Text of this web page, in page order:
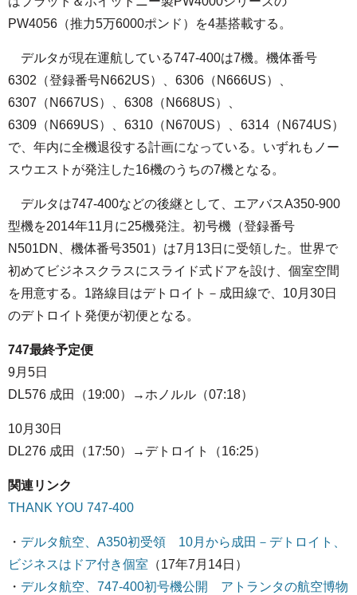
PW4056（推力5万6000ポンド）を4基搭載する。
デルタが現在運航している747-400は7機。機体番号
6302（登録番号N662US）、6306（N666US）、
6307（N667US）、6308（N668US）、
6309（N669US）、6310（N670US）、6314（N674US）
で、年内に全機退役する計画になっている。いずれもノー
スウエストが発注した16機のうちの7機となる。
デルタは747-400などの後継として、エアバスA350-900
型機を2014年11月に25機発注。初号機（登録番号
N501DN、機体番号3501）は7月13日に受領した。世界で
初めてビジネスクラスにスライド式ドアを設け、個室空間
を用意する。1路線目はデトロイト－成田線で、10月30日
のデトロイト発便が初便となる。
747最終予定便
9月5日
DL576 成田（19:00）→ホノルル（07:18）
10月30日
DL276 成田（17:50）→デトロイト（16:25）
関連リンク
THANK YOU 747-400
・ デルタ航空、A350初受領 10月から成田－デトロイト、
ビジネスはドア付き個室 （17年7月14日）
・ デルタ航空、747-400初号機公開 アトランタの航空博物